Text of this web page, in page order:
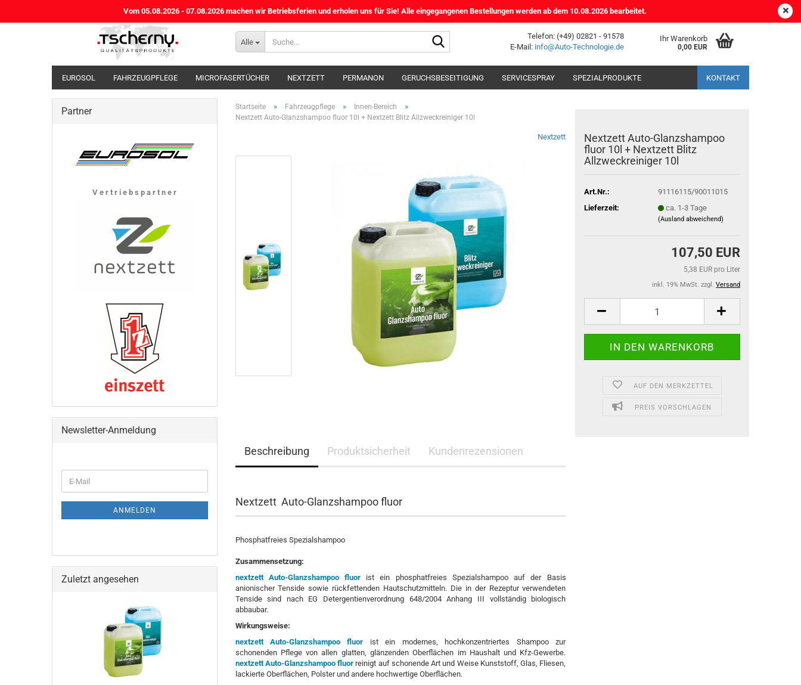
DE Kundenlogin
Alle
Telefon: (+49) 02821 - 91578
E-Mail: info@Auto-Technologie.de
Ihr Warenkorb
0,00 EUR
Vom 05.08.2026 - 07.08.2026 machen wir Betriebsferien und erholen uns für Sie! Alle eingegangenen Bestellungen werden ab dem 10.08.2026 bearbeitet.
EUROSOL FAHRZEUGPFLEGE MICROFASERTÜCHER NEXTZETT PERMANON GERUCHSBESEITIGUNG SERVICESPRAY SPEZIALPRODUKTE KONTAKT
Startseite » Fahrzeugpflege » Innen-Bereich »
Nextzett Auto-Glanzshampoo fluor 10l + Nextzett Blitz Allzweckreiniger 10l
Nextzett
Nextzett Auto-Glanzshampoo
fluor 10l + Nextzett Blitz
Allzweckreiniger 10l
Art.Nr.:
91116115/90011015
Lieferzeit:
ca. 1-3 Tage
(Ausland abweichend)
107,50 EUR
5,38 EUR pro Liter
inkl. 19% MwSt. zzgl. Versand
AUF DEN MERKZETTEL
PREIS VORSCHLAGEN
Beschreibung Produktsicherheit Kundenrezensionen
Nextzett Auto-Glanzshampoo fluor
Phosphatfreies Spezialshampoo
Zusammensetzung:
nextzett Auto-Glanzshampoo fluor
ist ein phosphatfreies Spezialshampoo auf der Basis
anionischer Tenside sowie rückfettenden Hautschutzmitteln. Die in der Rezeptur verwendeten
Tenside sind nach EG Detergentienverordnung 648/2004 Anhang III vollständig biologisch
abbaubar.
Wirkungsweise:
nextzett Auto-Glanzshampoo fluor
ist ein modernes, hochkonzentriertes Shampoo zur
schonenden Pflege von allen glatten, glänzenden Oberflächen im Haushalt und Kfz-Gewerbe.
nextzett Auto-Glanzshampoo fluor reinigt auf schonende Art und Weise Kunststoff, Glas, Fliesen,
lackierte Oberflächen, Polster und andere hochwertige Oberflächen.
Partner
V e r t r i e b s p a r t n e r
Newsletter-Anmeldung
ZUR
E-
Mail
ANMELDEN
Zuletzt angesehen